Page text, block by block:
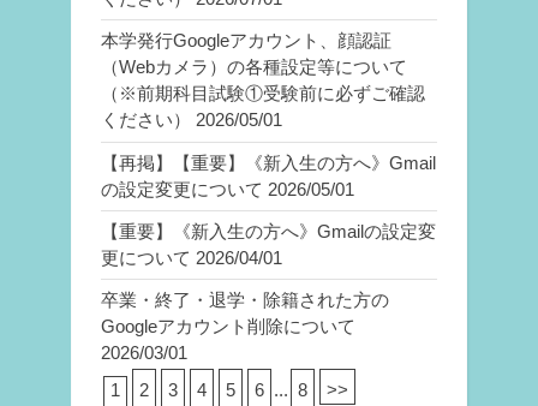
本学発行Googleアカウント、顔認証
（Webカメラ）の各種設定等について
（※前期科目試験①受験前に必ずご確認
ください）
2026/05/01
【再掲】【重要】《新入生の方へ》Gmail
の設定変更について 2026/05/01
【重要】《新入生の方へ》Gmailの設定変
更について 2026/04/01
卒業・終了・退学・除籍された方の
Googleアカウント削除について
2026/03/01
1
2 3 4 5 6 ... 8 >>